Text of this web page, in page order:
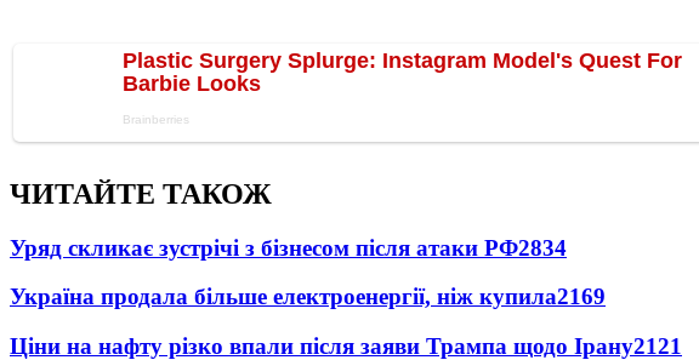
ЧИТАЙТЕ ТАКОЖ
Уряд скликає зустрічі з бізнесом після атаки РФ2834
Україна продала більше електроенергії, ніж купила2169
Ціни на нафту різко впали після заяви Трампа щодо Ірану2121